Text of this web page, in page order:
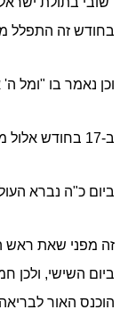
בחודש זה התפלל
וכן נאמר בו "ומל
ב-17 בחודש אלול מתו המרגלים.
ביום כ"ה נברא
זה מפני שאת ראש
ביום השישי, ולכן
הוכנס האור